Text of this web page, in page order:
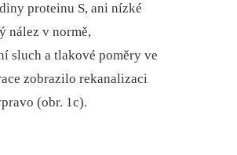
proteinu S, ani nízké
nález v normě,
sluch a tlakové poměry ve
zobrazilo rekanalizaci
(obr. 1c).